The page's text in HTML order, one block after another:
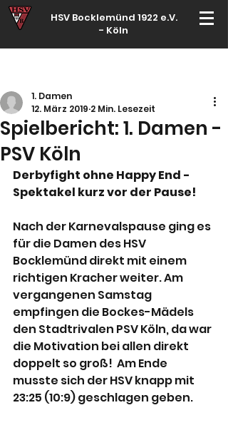
HSV Bocklemünd 1922 e.V.
- Köln
Spielbericht: 1. Damen -
PSV Köln
1. Damen
12. März 2019 2 Min. Lesezeit
Derbyfight ohne Happy End -
Spektakel kurz vor der Pause!
Nach der Karnevalspause ging es
für die Damen des HSV
Bocklemünd direkt mit einem
richtigen Kracher weiter. Am
vergangenen Samstag
empfingen die Bockes-Mädels
den Stadtrivalen PSV Köln, da war
die Motivation bei allen direkt
doppelt so groß!  Am Ende
musste sich der HSV knapp mit
23:25 (10:9) geschlagen geben.